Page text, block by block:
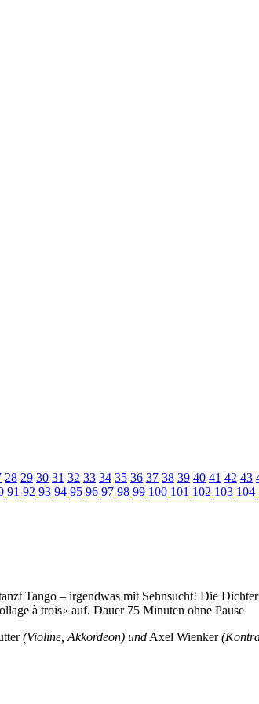
28 29 30 31 32 33 34 35 36 37 38 39 40 41 42 43
91 92 93 94 95 96 97 98 99 100 101 102 103 104
Tango – irgendwas mit Sehnsucht! Die
à trois« auf. Dauer 75 Minuten ohne Pause
(Violine, Akkordeon) undAxel Wienker